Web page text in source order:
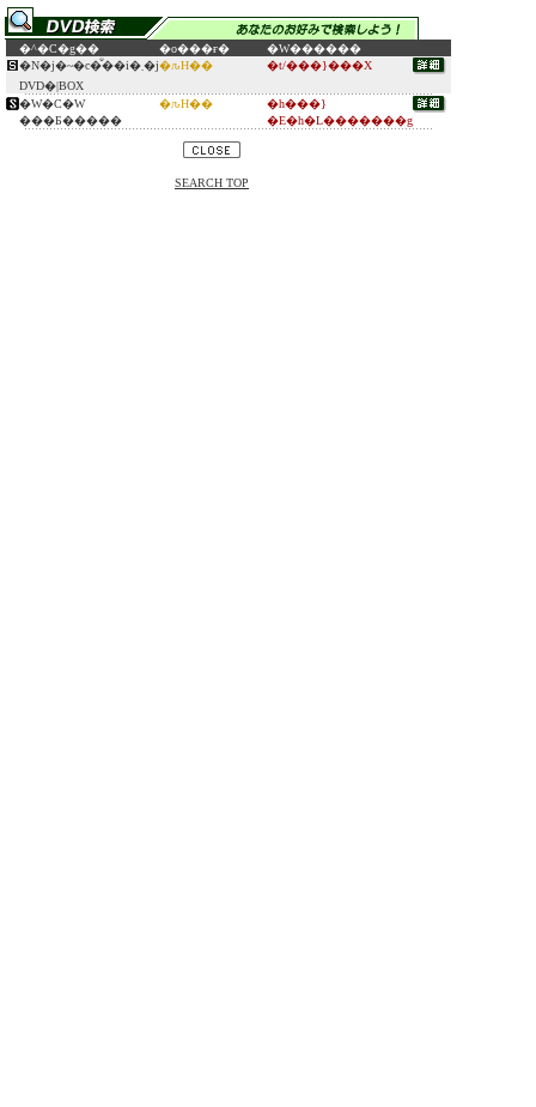
�^�C�g�� �o���ғ�
�W������
�N�j�~�c�̐��i�܂�j
DVD�|BOX
�ԉH�� �t/���}���X
�W�C�W
���Ƃ�����
�ԉH��
�h���}
�E�h�L�������g
SEARCH TOP